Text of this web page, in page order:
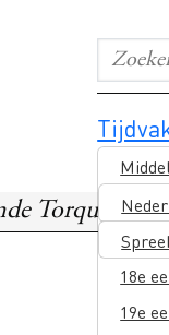
Zoeken...
Geef de
16e
17e
18e
19e
Torquatus